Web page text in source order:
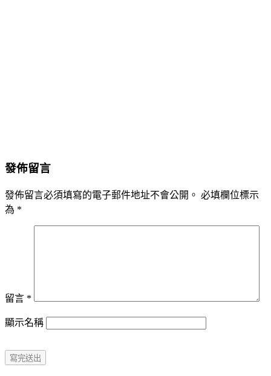
發佈留言
發佈留言必須填寫的電子郵件地址不會公開。 必填欄位標示
為 *
留言 *
顯示名稱